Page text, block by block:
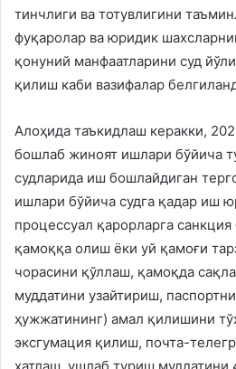
тинчлиги ва тотувлигини
фуқаролар ва юридик
қонуний манфаатларини суд
қилиш каби вазифалар
Алоҳида таъкидлаш керакки,
бошлаб жиноят ишлари бўйича
судларида иш бошлайдиган
ишлари бўйича судга қадар иш
процессуал қарорларга
қамоққа олиш ёки уй қамоғи
чорасини қўллаш, қамоқда
муддатини узайтириш,
ҳужжатининг) амал қилишини
эксгумация қилиш, почта-